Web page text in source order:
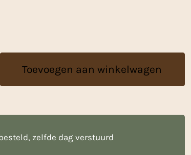
Toevoegen aan winkelwagen
zelfde dag verstuurd